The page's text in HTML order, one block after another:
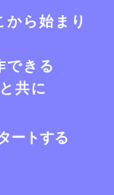
ら始まり
できる
共に
ートする